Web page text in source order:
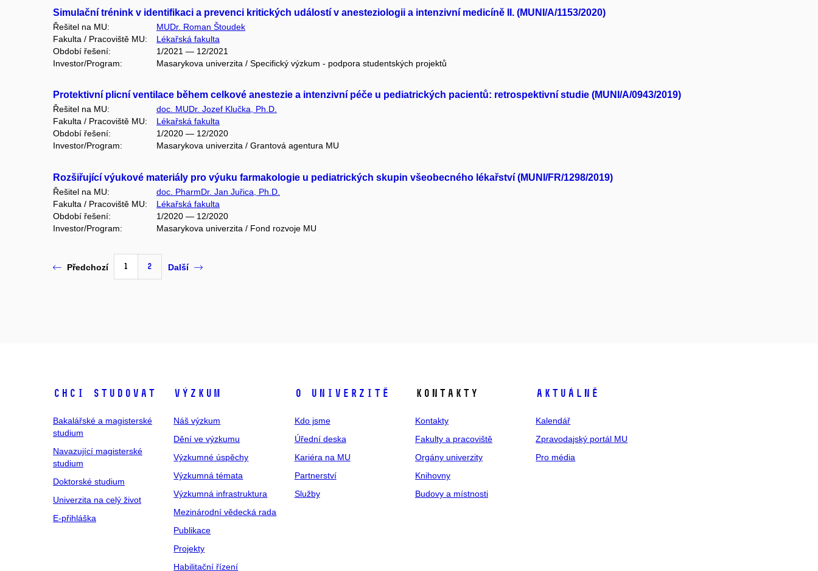
Simulační trénink v identifikaci a prevenci kritických událostí v anesteziologii a intenzivní medicíně II. (MUNI/A/1153/2020)
Řešitel na MU:
MUDr. Roman Štoudek
Fakulta / Pracoviště MU:
Lékařská fakulta
Období řešení:
1/2021 — 12/2021
Investor/Program:
Masarykova univerzita / Specifický výzkum - podpora studentských projektů
Protektivní plicní ventilace během celkové anestezie a intenzivní péče u pediatrických pacientů: retrospektivní studie (MUNI/A/0943/2019)
Řešitel na MU:
doc. MUDr. Jozef Klučka, Ph.D.
Fakulta / Pracoviště MU:
Lékařská fakulta
Období řešení:
1/2020 — 12/2020
Investor/Program:
Masarykova univerzita / Grantová agentura MU
Rozšiřující výukové materiály pro výuku farmakologie u pediatrických skupin všeobecného lékařství (MUNI/FR/1298/2019)
Řešitel na MU:
doc. PharmDr. Jan Juřica, Ph.D.
Fakulta / Pracoviště MU:
Lékařská fakulta
Období řešení:
1/2020 — 12/2020
Investor/Program:
Masarykova univerzita / Fond rozvoje MU
Předchozí 1 2 Další
Chci studovat
Bakalářské a magisterské
studium
Navazující magisterské
studium
Doktorské studium
Univerzita na celý život
E-přihláška
Výzkum
Náš výzkum
Dění ve výzkumu
Výzkumné úspěchy
Výzkumná témata
Výzkumná infrastruktura
Mezinárodní vědecká rada
Publikace
Projekty
Habilitační řízení
O univerzitě
Kdo jsme
Úřední deska
Kariéra na MU
Partnerství
Služby
Kontakty
Kontakty
Fakulty a pracoviště
Orgány univerzity
Knihovny
Budovy a místnosti
Aktuálně
Kalendář
Zpravodajský portál MU
Pro média